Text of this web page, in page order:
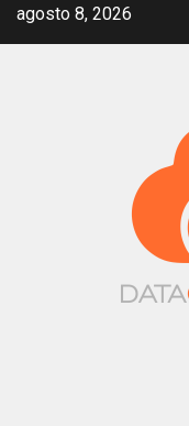
Saltar
agosto 8, 2026